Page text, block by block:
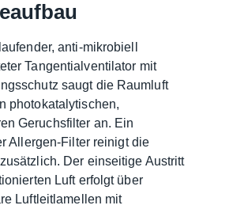
anti-mikrobiell
Tangentialventilator mit
saugt die Raumluft
photokatalytischen,
Geruchsfilter an. Ein
Allergen-Filter reinigt die
Der einseitige Austritt
Luft erfolgt über
Luftleitlamellen mit